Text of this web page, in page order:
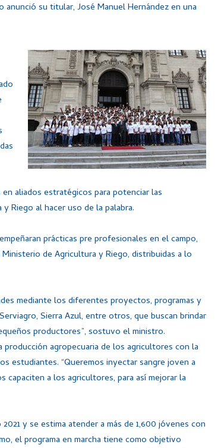
su titular, José Manuel Hernández en una
aliados estratégicos para potenciar las
Riego al hacer uso de la palabra.
prácticas pre profesionales en el campo,
de Agricultura y Riego, distribuidas a lo
mediante los diferentes proyectos, programas y
Sierra Azul, entre otros, que buscan brindar
productores”, sostuvo el ministro.
agropecuaria de los agricultores con la
estudiantes. “Queremos inyectar sangre joven a
a los agricultores, para así mejorar la
y se estima atender a más de 1,600 jóvenes con
el programa en marcha tiene como objetivo